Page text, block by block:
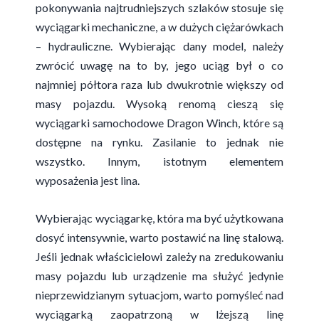
pokonywania najtrudniejszych szlaków stosuje się
wyciągarki mechaniczne, a w dużych ciężarówkach
– hydrauliczne. Wybierając dany model, należy
zwrócić uwagę na to by, jego uciąg był o co
najmniej półtora raza lub dwukrotnie większy od
masy pojazdu. Wysoką renomą cieszą się
wyciągarki samochodowe Dragon Winch, które są
dostępne na rynku. Zasilanie to jednak nie
wszystko. Innym, istotnym elementem
wyposażenia jest lina.
Wybierając wyciągarkę, która ma być użytkowana
dosyć intensywnie, warto postawić na linę stalową.
Jeśli jednak właścicielowi zależy na zredukowaniu
masy pojazdu lub urządzenie ma służyć jedynie
nieprzewidzianym sytuacjom, warto pomyśleć nad
wyciągarką zaopatrzoną w lżejszą linę